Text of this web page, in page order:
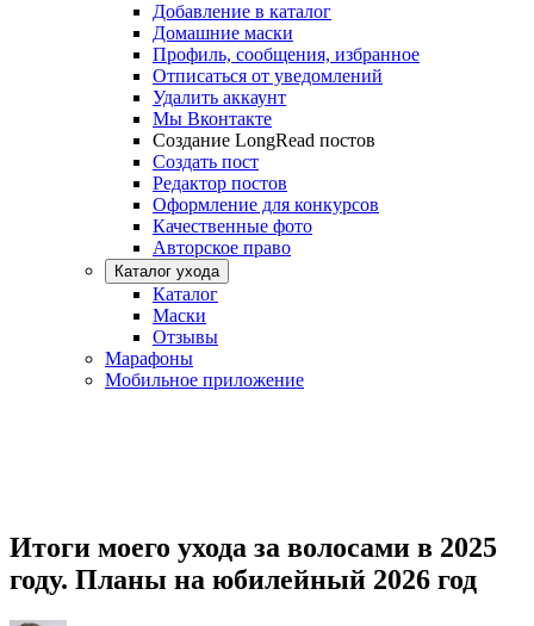
Добавление в каталог
Домашние маски
Профиль, сообщения, избранное
Отписаться от уведомлений
Удалить аккаунт
Мы Вконтакте
Создание LongRead постов
Создать пост
Редактор постов
Оформление для конкурсов
Качественные фото
Авторское право
Каталог ухода
Каталог
Маски
Отзывы
Марафоны
Мобильное приложение
Итоги моего ухода за волосами в 2025
году. Планы на юбилейный 2026 год